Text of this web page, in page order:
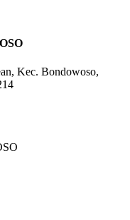
Kec. Bondowoso,